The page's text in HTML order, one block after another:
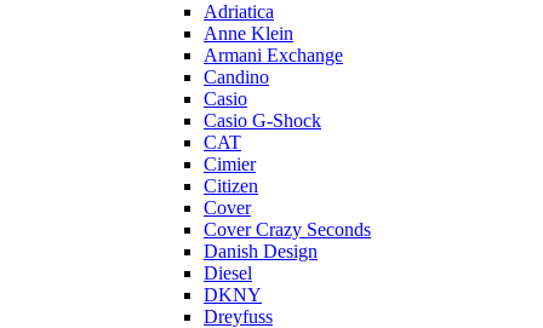
Adriatica
Anne Klein
Armani Exchange
Candino
Casio
Casio G-Shock
CAT
Cimier
Citizen
Cover
Cover Crazy Seconds
Danish Design
Diesel
DKNY
Dreyfuss